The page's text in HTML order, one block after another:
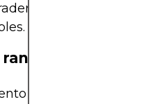
que prefieren
de dificultades. Las